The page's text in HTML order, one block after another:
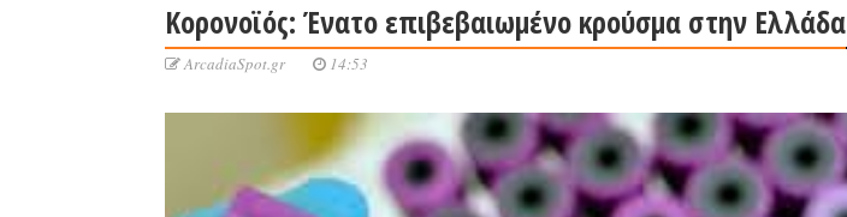
Κορονοϊός: Ένατο επιβεβαιωμένο κρούσμα στην Ελλάδα
ArcadiaSpot.gr 14:53